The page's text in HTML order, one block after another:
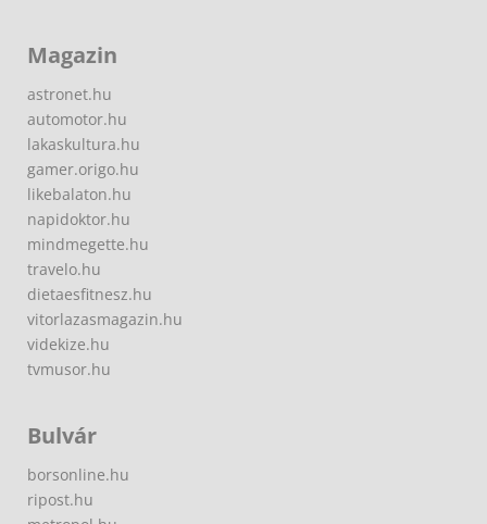
Magazin
astronet.hu
automotor.hu
lakaskultura.hu
gamer.origo.hu
likebalaton.hu
napidoktor.hu
mindmegette.hu
travelo.hu
dietaesfitnesz.hu
vitorlazasmagazin.hu
videkize.hu
tvmusor.hu
Bulvár
borsonline.hu
ripost.hu